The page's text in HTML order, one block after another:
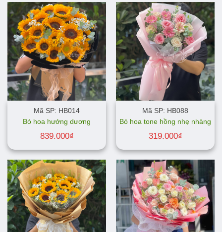
Mã SP: HB014
Bó hoa hướng dương
839.000₫
Mã SP: HB088
Bó hoa tone hồng nhẹ nhàng
319.000₫